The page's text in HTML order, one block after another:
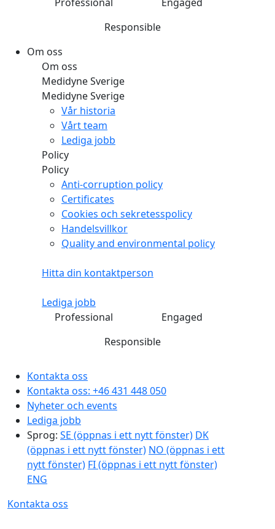
Responsible
Om oss
Om oss
Medidyne Sverige
Medidyne Sverige
Vår historia
Vårt team
Lediga jobb
Policy
Policy
Anti-corruption policy
Certificates
Cookies och sekretesspolicy
Handelsvillkor
Quality and environmental policy
Hitta din kontaktperson
Lediga jobb
Professional
Engaged
Responsible
Kontakta oss
Kontakta oss: +46 431 448 050
Nyheter och events
Lediga jobb
Sprog: SE (öppnas i ett nytt fönster) DK
(öppnas i ett nytt fönster) NO (öppnas i ett
nytt fönster) FI(öppnas i ett nytt fönster)
ENG
Kontakta oss